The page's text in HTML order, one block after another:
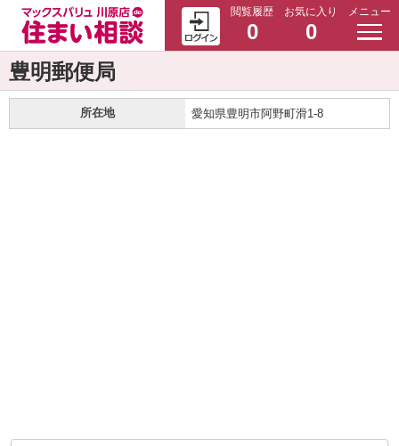
閲覧履歴
0
お気に入り
0
メニュー
豊明郵便局
所在地 愛知県豊明市阿野町滑1-8